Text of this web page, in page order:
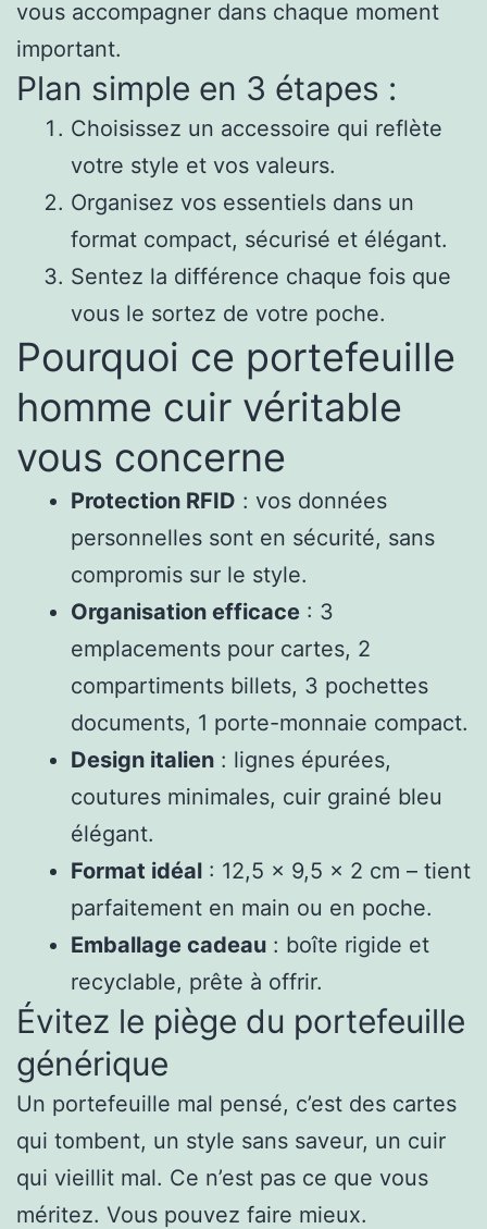
vous accompagner dans chaque moment
important.
Plan simple en 3 étapes :
Choisissez un accessoire qui reflète
votre style et vos valeurs.
Organisez vos essentiels dans un
format compact, sécurisé et élégant.
Sentez la différence chaque fois que
vous le sortez de votre poche.
Pourquoi ce portefeuille
homme cuir véritable
vous concerne
Protection RFID : vos données
personnelles sont en sécurité, sans
compromis sur le style.
Organisation efficace : 3
emplacements pour cartes, 2
compartiments billets, 3 pochettes
documents, 1 porte-monnaie compact.
Design italien : lignes épurées,
coutures minimales, cuir grainé bleu
élégant.
Format idéal : 12,5 x 9,5 x 2 cm – tient
parfaitement en main ou en poche.
Emballage cadeau : boîte rigide et
recyclable, prête à offrir.
Évitez le piège du portefeuille
générique
Un portefeuille mal pensé, c’est des cartes
qui tombent, un style sans saveur, un cuir
qui vieillit mal. Ce n’est pas ce que vous
méritez. Vous pouvez faire mieux.